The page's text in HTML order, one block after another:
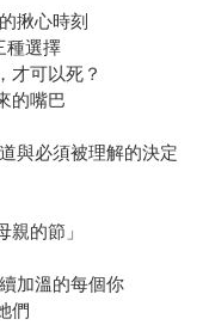
揪心時刻
種選擇
才可以死？
的嘴巴
與必須被理解的決定
的節」
加溫的每個你
們